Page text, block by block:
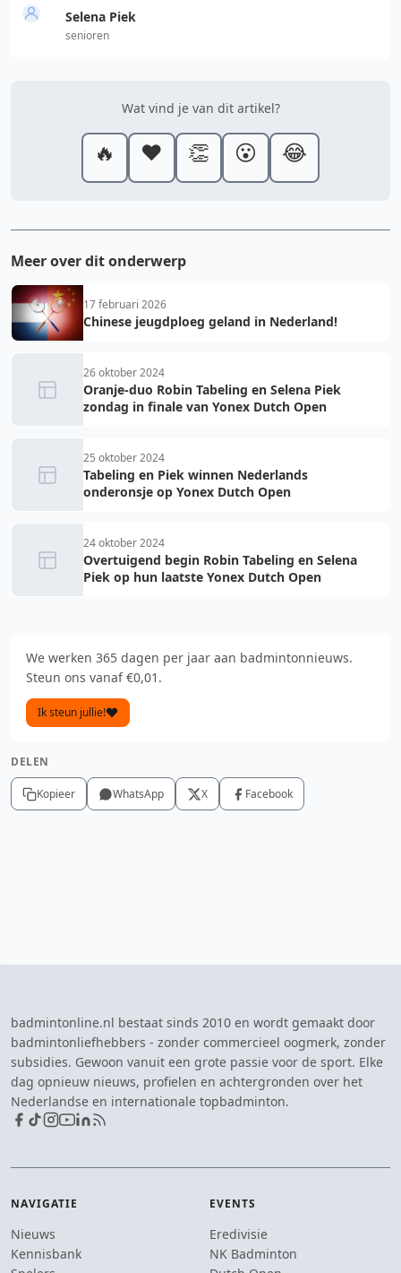
Selena Piek
senioren
Wat vind je van dit artikel?
🔥 ❤️ 👏 😮 😂
Meer over dit onderwerp
17 februari 2026
Chinese jeugdploeg geland in Nederland!
26 oktober 2024
Oranje-duo Robin Tabeling en Selena Piek
zondag in finale van Yonex Dutch Open
25 oktober 2024
Tabeling en Piek winnen Nederlands
onderonsje op Yonex Dutch Open
24 oktober 2024
Overtuigend begin Robin Tabeling en Selena
Piek op hun laatste Yonex Dutch Open
We werken 365 dagen per jaar aan badmintonnieuws.
Steun ons vanaf €0,01.
Ik steun jullie!
DELEN
Kopieer WhatsApp X Facebook
badmintonline.nl bestaat sinds 2010 en wordt gemaakt door
badmintonliefhebbers - zonder commercieel oogmerk, zonder
subsidies. Gewoon vanuit een grote passie voor de sport. Elke
dag opnieuw nieuws, profielen en achtergronden over het
Nederlandse en internationale topbadminton.
NAVIGATIE
Nieuws
Kennisbank
EVENTS
Eredivisie
NK Badminton